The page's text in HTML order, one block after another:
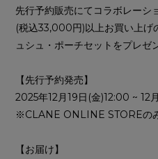
先行予約販売にてコラボレー
(税込33,000円)以上お買い上げ
ュシュ・ポーチセットをプレゼ
【先行予約発売】
2025年12月19日(金)12:00 ~ 12
※CLANE ONLINE STOREのみ
【お届け】